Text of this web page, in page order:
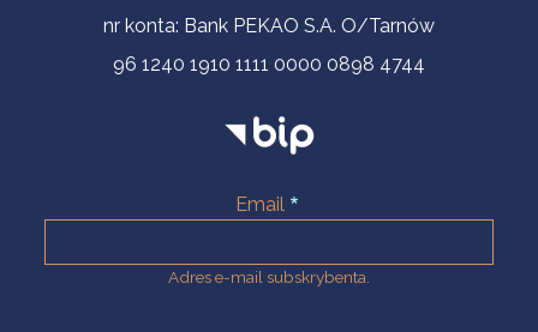
nr konta: Bank PEKAO S.A. O/Tarnów
96 1240 1910 1111 0000 0898 4744
Email
Adres e-mail subskrybenta.